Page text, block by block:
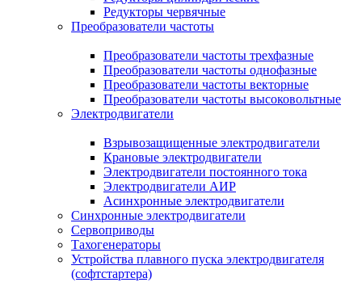
Редукторы червячные
Преобразователи частоты
Преобразователи частоты трехфазные
Преобразователи частоты однофазные
Преобразователи частоты векторные
Преобразователи частоты высоковольтные
Электродвигатели
Взрывозащищенные электродвигатели
Крановые электродвигатели
Электродвигатели постоянного тока
Электродвигатели АИР
Асинхронные электродвигатели
Синхронные электродвигатели
Сервоприводы
Тахогенераторы
Устройства плавного пуска электродвигателя
(софтстартера)